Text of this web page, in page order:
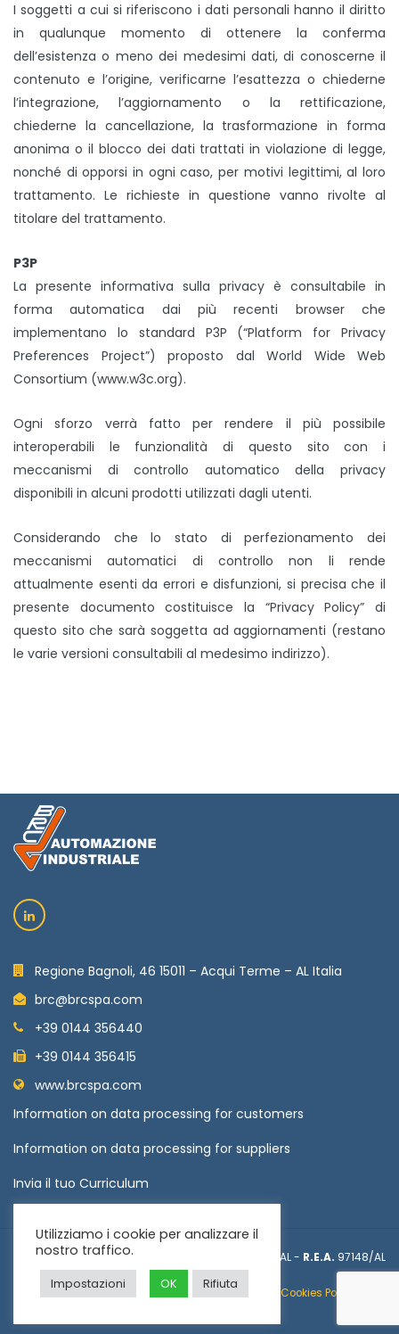
I soggetti a cui si riferiscono i dati personali hanno il diritto
in qualunque momento di ottenere la conferma
dell’esistenza o meno dei medesimi dati, di conoscerne il
contenuto e l’origine, verificarne l’esattezza o chiederne
l’integrazione, l’aggiornamento o la rettificazione,
chiederne la cancellazione, la trasformazione in forma
anonima o il blocco dei dati trattati in violazione di legge,
nonché di opporsi in ogni caso, per motivi legittimi, al loro
trattamento. Le richieste in questione vanno rivolte al
titolare del trattamento.
P3P
La presente informativa sulla privacy è consultabile in
forma automatica dai più recenti browser che
implementano lo standard P3P (“Platform for Privacy
Preferences Project”) proposto dal World Wide Web
Consortium (www.w3c.org).
Ogni sforzo verrà fatto per rendere il più possibile
interoperabili le funzionalità di questo sito con i
meccanismi di controllo automatico della privacy
disponibili in alcuni prodotti utilizzati dagli utenti.
Considerando che lo stato di perfezionamento dei
meccanismi automatici di controllo non li rende
attualmente esenti da errori e disfunzioni, si precisa che il
presente documento costituisce la “Privacy Policy” di
questo sito che sarà soggetta ad aggiornamenti (restano
le varie versioni consultabili al medesimo indirizzo).
Regione Bagnoli, 46 15011 – Acqui Terme – AL Italia
brc@brcspa.com
+39 0144 356440
+39 0144 356415
www.brcspa.com
Information on data processing for customers
Information on data processing for suppliers
Invia il tuo Curriculum
© BRC 2024 -P.IVA | CF 1548/AL - R.E.A. 97148/AL
Capitale SocialeEuro 1.000.000,00 int.vers.
Segnalazione WhistleBlowing
Cookies Policy
Utilizziamo i cookie per analizzare il
nostro traffico.
Impostazioni OK Rifiuta